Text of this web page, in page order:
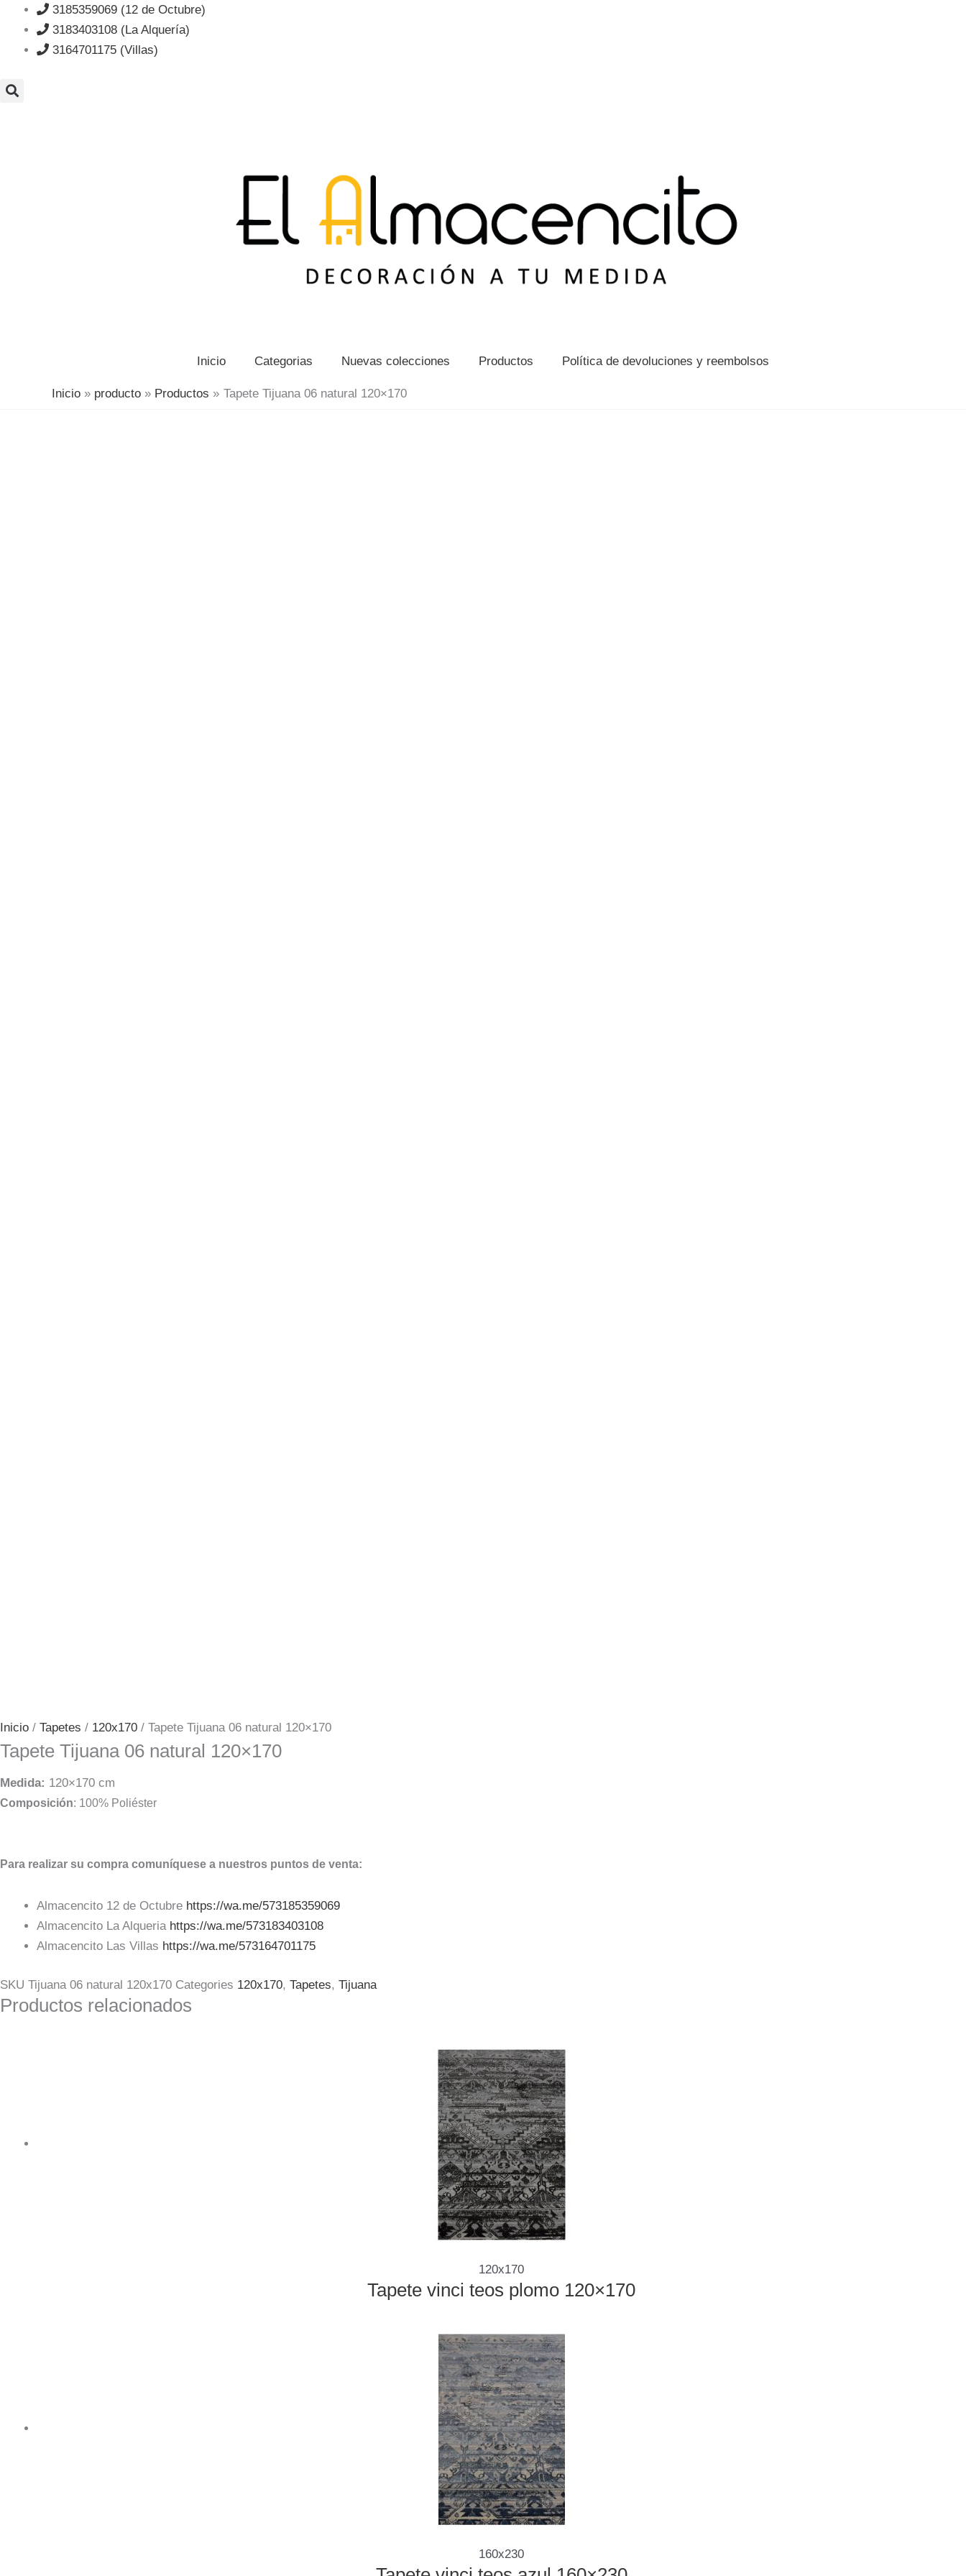
contenido
3185359069 (12 de Octubre)
3183403108 (La Alquería)
3164701175 (Villas)
Inicio Categorias Nuevas colecciones Productos Política de devoluciones y reembolsos
Inicio producto Productos Tapete Tijuana 06 natural 120×170
Inicio / Tapetes / 120x170 / Tapete Tijuana 06 natural 120×170
Tapete Tijuana 06 natural 120×170
Medida: 120×170 cm
Composición: 100% Poliéster
Para realizar su compra comuníquese a nuestros puntos de venta:
Almacencito 12 de Octubre https://wa.me/573185359069
Almacencito La Alqueria https://wa.me/573183403108
Almacencito Las Villas https://wa.me/573164701175
SKU Tijuana 06 natural 120x170 Categories 120x170, Tapetes, Tijuana
Productos relacionados
120x170
Tapete vinci teos plomo 120×170
160x230